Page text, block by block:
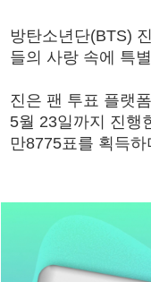
방탄소년단(BTS)
들의 사랑 속에 특
진은 팬 투표 플랫
5월 23일까지 진행
만8775표를 획득